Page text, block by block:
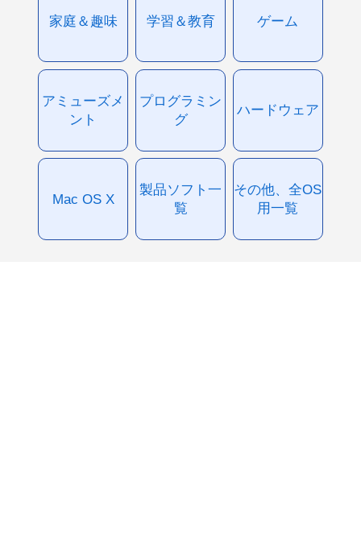
家庭＆趣味 学習＆教育 ゲーム
アミューズメ
ント
プログラミン
グ
ハードウェア
Mac OS X
製品ソフト一
覧
その他、全OS
用一覧